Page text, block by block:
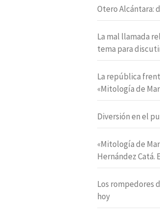
Otero Alcántara:
La mal llamada
tema para
La república
«Mitología de
Diversión en el
«Mitología de
Hernández Catá.
Los rompedores
hoy